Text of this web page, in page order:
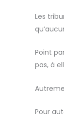
Les
Point
pas, à
Pour